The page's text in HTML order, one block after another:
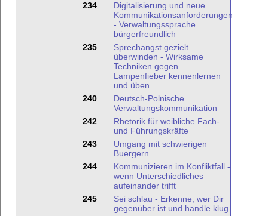
234
Digitalisierung und neue
Kommunikationsanforderungen
- Verwaltungssprache
bürgerfreundlich
235
Sprechangst gezielt
überwinden - Wirksame
Techniken gegen
Lampenfieber kennenlernen
und üben
240
Deutsch-Polnische
Verwaltungskommunikation
242
Rhetorik für weibliche Fach-
und Führungskräfte
243
Umgang mit schwierigen
Buergern
244
Kommunizieren im Konfliktfall -
wenn Unterschiedliches
aufeinander trifft
245
Sei schlau - Erkenne, wer Dir
gegenüber ist und handle klug